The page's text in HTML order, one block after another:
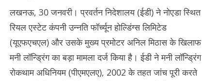
लखनऊ, 30 जनवरी। प्रवर्तन निदेशालय (ईडी) ने नोएडा स्थित
रियल एस्टेट कंपनी उन्नति फॉर्च्यून होल्डिंग्स लिमिटेड
(यूएफएचएल) और उसके मुख्य प्रमोटर अनिल मिठास के खिलाफ
मनी लॉन्ड्रिंग का बड़ा मामला दर्ज किया है। ईडी ने मनी लॉन्ड्रिंग
रोकथाम अधिनियम (पीएमएलए), 2002 के तहत जांच पूरी करते